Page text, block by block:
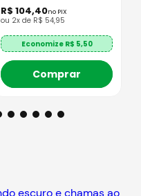
R$ 104,40no PIX
ou 2x de R$ 54,95
Economize R$ 5,50
Comprar